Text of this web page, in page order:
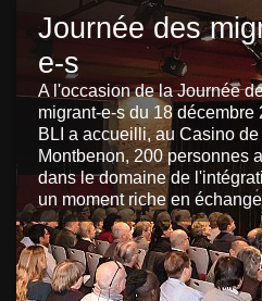
Journée des
e-s
A l'occasion de la Journée
migrant-e-s du 18 décembre
BLI a accueilli, au Casino de
Montbenon, 200 personnes
dans le domaine de
un moment riche en